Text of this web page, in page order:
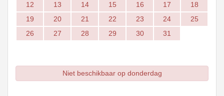
12
13 14 15 16 17
18
19
20 21 22 23 24
25
26
27 28 29 30 31
Niet beschikbaar op donderdag